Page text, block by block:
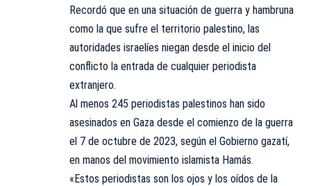
Recordó que en una situación de guerra y hambruna
como la que sufre el territorio palestino, las
autoridades israelíes niegan desde el inicio del
conflicto la entrada de cualquier periodista
extranjero.
Al menos 245 periodistas palestinos han sido
asesinados en Gaza desde el comienzo de la guerra
el 7 de octubre de 2023, según el Gobierno gazatí,
en manos del movimiento islamista Hamás.
«Estos periodistas son los ojos y los oídos de la